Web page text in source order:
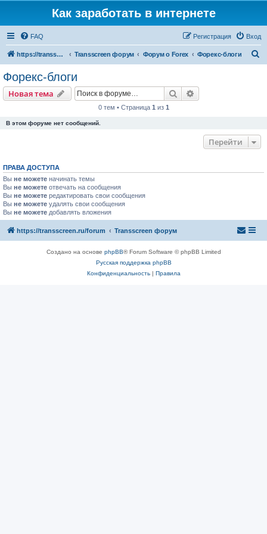
Как заработать в интернете
FAQ Вход
Регистрация
https://transscreen.ru/forum Transscreen форум Форум о Forex Форекс-блоги
Форекс-блоги
Новая тема Поиск
0 тем • Страница 1 из 1
В этом форуме нет сообщений.
Перейти
ПРАВА ДОСТУПА
Вы не можете начинать темы
Вы не можете отвечать на сообщения
Вы не можете редактировать свои сообщения
Вы не можете удалять свои сообщения
Вы не можете добавлять вложения
https://transscreen.ru/forum Transscreen форум
Создано на основе phpBB® Forum Software © phpBB Limited
Русская поддержка phpBB
Конфиденциальность| Правила